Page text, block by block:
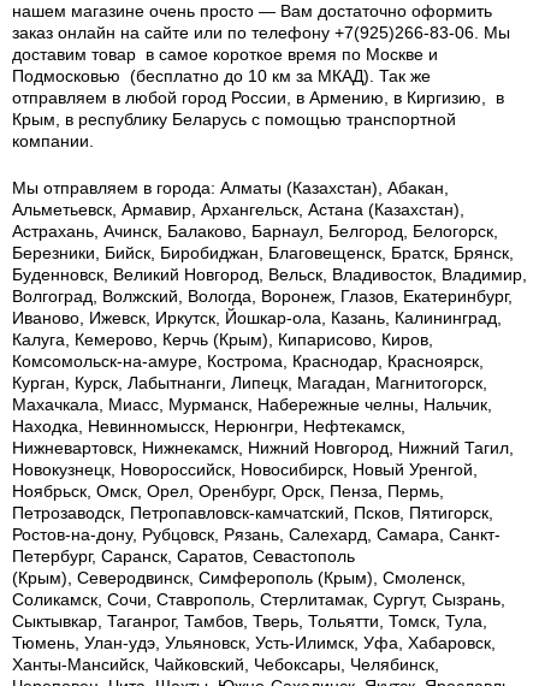
нашем магазине очень просто — Вам достаточно оформить
заказ онлайн на сайте или по телефону +7(925)266-83-06. Мы
доставим товар в самое короткое время по Москве и
Подмосковью (бесплатно до 10 км за МКАД). Так же
отправляем в любой город России, в Армению, в Киргизию, в
Крым, в республику Беларусь с помощью транспортной
компании.
Мы отправляем в города: Алматы (Казахстан), Абакан,
Альметьевск, Армавир, Архангельск, Астана (Казахстан),
Астрахань, Ачинск, Балаково, Барнаул, Белгород, Белогорск,
Березники, Бийск, Биробиджан, Благовещенск, Братск, Брянск,
Буденновск, Великий Новгород, Вельск, Владивосток, Владимир,
Волгоград, Волжский, Вологда, Воронеж, Глазов, Екатеринбург,
Иваново, Ижевск, Иркутск, Йошкар-ола, Казань, Калининград,
Калуга, Кемерово, Керчь (Крым), Кипарисово, Киров,
Комсомольск-на-амуре, Кострома, Краснодар, Красноярск,
Курган, Курск, Лабытнанги, Липецк, Магадан, Магнитогорск,
Махачкала, Миасс, Мурманск, Набережные челны, Нальчик,
Находка, Невинномысск, Нерюнгри, Нефтекамск,
Нижневартовск, Нижнекамск, Нижний Новгород, Нижний Тагил,
Новокузнецк, Новороссийск, Новосибирск, Новый Уренгой,
Ноябрьск, Омск, Орел, Оренбург, Орск, Пенза, Пермь,
Петрозаводск, Петропавловск-камчатский, Псков, Пятигорск,
Ростов-на-дону, Рубцовск, Рязань, Салехард, Самара, Санкт-
Петербург, Саранск, Саратов, Севастополь
(Крым), Северодвинск, Симферополь (Крым), Смоленск,
Соликамск, Сочи, Ставрополь, Стерлитамак, Сургут, Сызрань,
Сыктывкар, Таганрог, Тамбов, Тверь, Тольятти, Томск, Тула,
Тюмень, Улан-удэ, Ульяновск, Усть-Илимск, Уфа, Хабаровск,
Ханты-Мансийск, Чайковский, Чебоксары, Челябинск,